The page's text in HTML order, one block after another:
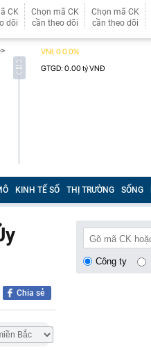
CK
dõi
Chọn mã CK
cần theo dõi
Chọn mã CK
cần theo dõi
KINH TẾ SỐ THỊ TRƯỜNG SỐNG
Chia sẻ
Công ty